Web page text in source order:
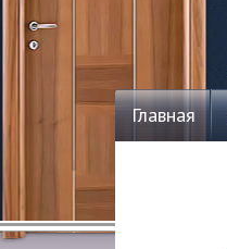
Главная